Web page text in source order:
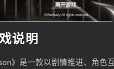
说明
》是一款以剧情推进、角色